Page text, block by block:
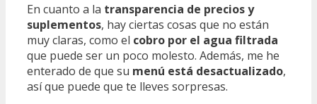
En cuanto a la transparencia de precios y
suplementos, hay ciertas cosas que no están
muy claras, como el cobro por el agua filtrada
que puede ser un poco molesto. Además, me he
enterado de que su menú está desactualizado,
así que puede que te lleves sorpresas.